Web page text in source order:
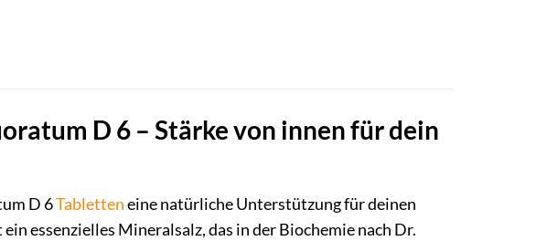
D 6 – Stärke von innen für dein
D 6Tabletteneine natürliche Unterstützung für deinen
essenzielles Mineralsalz, das in der Biochemie nach Dr.